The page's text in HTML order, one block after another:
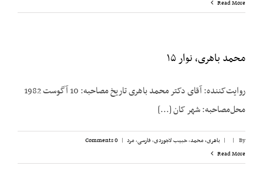
Read More
محمد باهری، نوار ۱۵
روایت‌کننده: آقای دکتر محمد باهری تاریخ مصاحبه: 10 آگوست 1982
محل‌مصاحبه: شهر کان [...]
By
|
| باهری، محمد,حبیب لاجوردی,فارسی,مرد |
0 Comments
Read More